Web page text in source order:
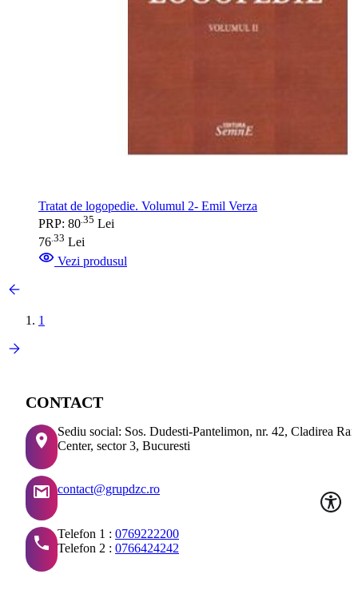
Tratat de logopedie. Volumul 2- Emil Verza
PRP: 80.35 Lei
76 33 Lei
Vezi produsul
1
CONTACT
Sediu social: Sos. Dudesti-Pantelimon, nr. 42, Cladirea
Center, sector 3, Bucuresti
contact@grupdzc.ro
Telefon 1 : 0769222200
Telefon 2 : 0766424242